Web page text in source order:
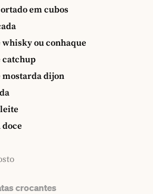
em cubos
whisky ou conhaque
catchup
mostarda dijon
crocantes